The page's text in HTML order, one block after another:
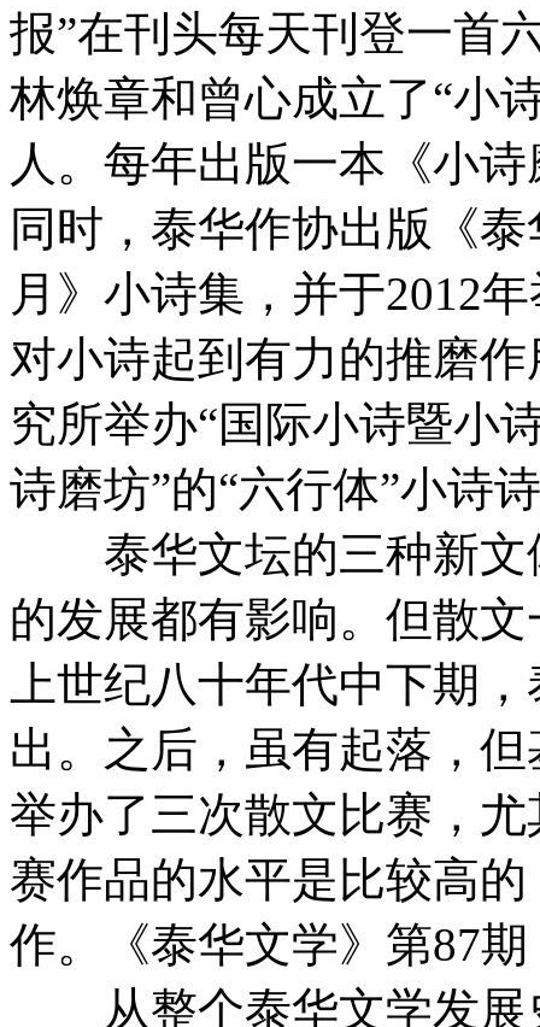
报”在刊头每天刊登一首
林焕章和曾心成立了“小
人。每年出版一本《小
同时，泰华作协出版《
月》小诗集，并于2012
对小诗起到有力的推磨
究所举办“国际小诗暨小
诗磨坊”的“六行体”小诗
泰华文坛的三种新文
的发展都有影响。但散
上世纪八十年代中下期
出。之后，虽有起落，
举办了三次散文比赛，
赛作品的水平是比较高
作。《泰华文学》第87
从整个泰华文学发展